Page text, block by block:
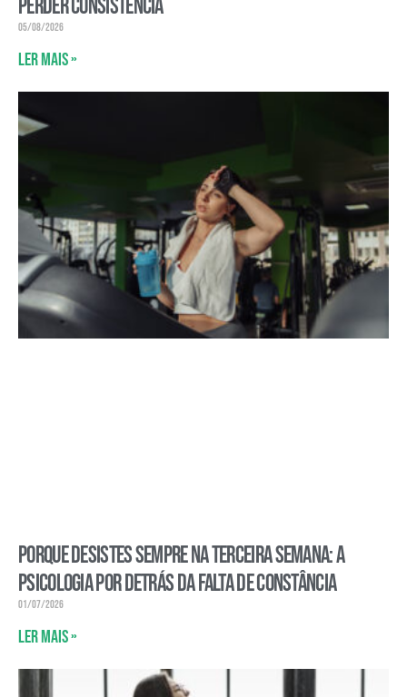
perder consistência
05/08/2026
Ler mais »
Porque desistes sempre na terceira semana: a
psicologia por detrás da falta de constância
01/07/2026
Ler mais »